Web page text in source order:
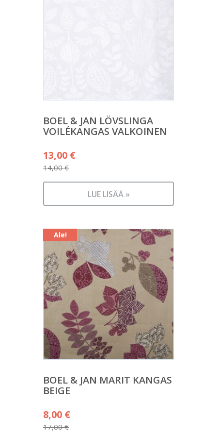
BOEL & JAN LÖVSLINGA
VOILÉKANGAS VALKOINEN
14,00€
Alkuperäinen
hinta
oli:
13,00 €
Nykyinen
on:
LUE LISÄÄ »
Ale!
BOEL & JAN MARIT KANGAS
BEIGE
17,00€
Alkuperäinen
hinta
8,00 €